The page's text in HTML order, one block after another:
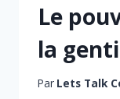
Le
la
Par Lets Talk